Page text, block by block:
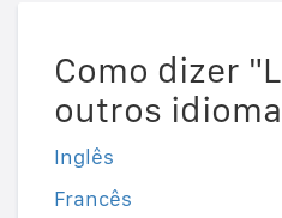
Como dizer
outros
Inglês
Francês